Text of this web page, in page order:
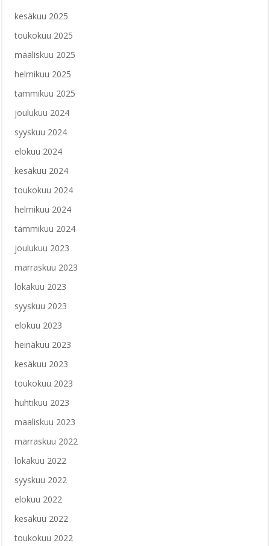
kesäkuu 2025
toukokuu 2025
maaliskuu 2025
helmikuu 2025
tammikuu 2025
joulukuu 2024
syyskuu 2024
elokuu 2024
kesäkuu 2024
toukokuu 2024
helmikuu 2024
tammikuu 2024
joulukuu 2023
marraskuu 2023
lokakuu 2023
syyskuu 2023
elokuu 2023
heinäkuu 2023
kesäkuu 2023
toukokuu 2023
huhtikuu 2023
maaliskuu 2023
marraskuu 2022
lokakuu 2022
syyskuu 2022
elokuu 2022
kesäkuu 2022
toukokuu 2022